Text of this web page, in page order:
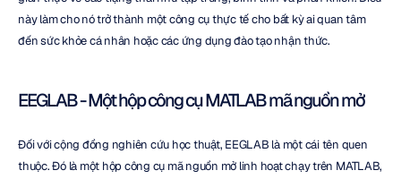
này làm cho nó trở thành một công cụ thực tế cho bất kỳ ai quan tâm
đến sức khỏe cá nhân hoặc các ứng dụng đào tạo nhận thức.
EEGLAB - Một hộp công cụ MATLAB mã nguồn mở
Đối với cộng đồng nghiên cứu học thuật, EEGLAB là một cái tên quen
thuộc. Đó là một hộp công cụ mã nguồn mở linh hoạt chạy trên MATLAB,